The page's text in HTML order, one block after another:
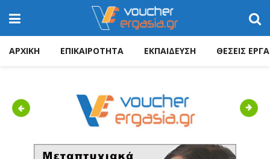
ΑΡΧΙΚΗ ΕΠΙΚΑΙΡΟΤΗΤΑ ΕΚΠΑΙΔΕΥΣΗ ΘΕΣΕΙΣ
Previous Next